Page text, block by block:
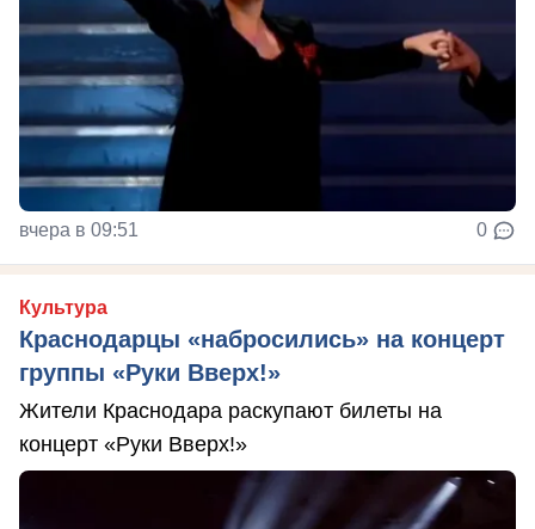
вчера в 09:51 0
Культура
Краснодарцы «набросились» на концерт
группы «Руки Вверх!»
Жители Краснодара раскупают билеты на
концерт «Руки Вверх!»